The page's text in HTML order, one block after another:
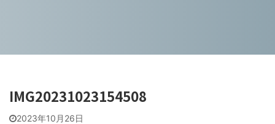
IMG20231023154508
2023年10月26日